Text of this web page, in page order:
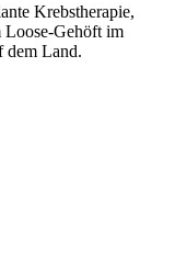
Krebstherapie,
Loose-Gehöft im
dem Land.